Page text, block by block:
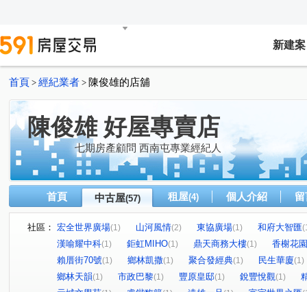
新建案
首頁 > 經紀業者 > 陳俊雄的店舖
陳俊雄 好屋專賣店
七期房產顧問 西南屯專業經紀人
首頁 中古屋(57) 租屋(4) 個人介紹
社區： 宏全世界廣場(1) 山河風情(2) 東協廣場(1) 和府大智匯
漢喻耀中科(1) 鉅虹MIHO(1) 鼎天商務大樓(1)
香榭花
賴厝街70號(1) 鄉林凱撒(1) 聚合發經典(1) 民生華廈(1)
鄉林天韻(1) 市政巴黎(1) 豐原皇邸(1) 銳豐悅觀(1)